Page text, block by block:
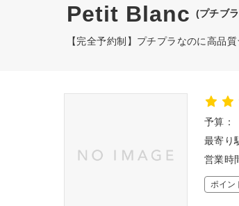
Petit Blanc (プチブ
【完全予約制】プチプラなのに高品
予算：
最寄り
営業時
ポイン